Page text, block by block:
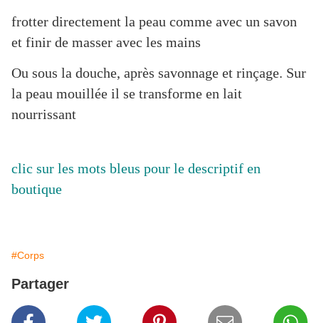
frotter directement la peau comme avec un savon
et finir de masser avec les mains
Ou sous la douche, après savonnage et rinçage. Sur
la peau mouillée il se transforme en lait
nourrissant
clic sur les mots bleus pour le descriptif en
boutique
#Corps
Partager